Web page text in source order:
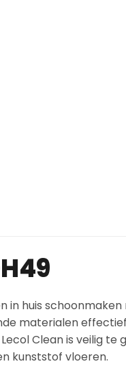
huis
materialen
Clean is veilig
kunststof vloeren.